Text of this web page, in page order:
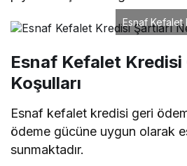
Esnaf Kefalet
Esnaf Kefalet Kredisi
Koşulları
Esnaf kefalet kredisi geri
ödeme gücüne uygun olarak
sunmaktadır.